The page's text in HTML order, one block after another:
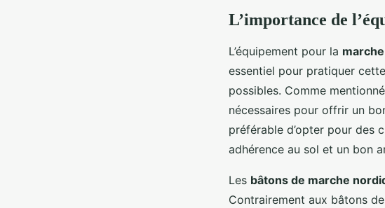
L’importance de
L’équipement pour la
essentiel pour pratiquer
possibles. Comme
nécessaires pour offrir un
préférable d’opter pour des
adhérence au sol et un bon
Les bâtons de marche
Contrairement aux bâtons